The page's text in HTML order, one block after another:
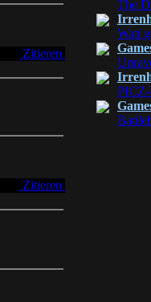
Zitieren
Zitieren
The
Watt